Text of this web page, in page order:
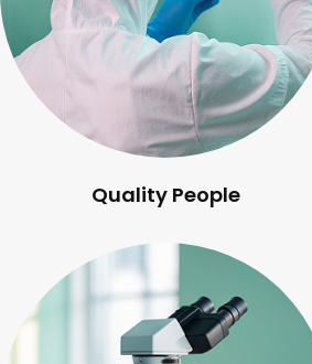
Quality People